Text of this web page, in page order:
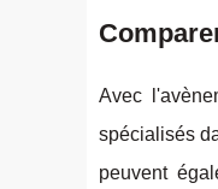
Avec
spécialisés
peuvent